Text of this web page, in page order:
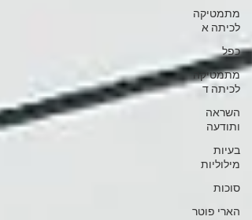
מתמטיקה
לכיתה א
כפל
מתמטיקה
לכיתה ד
השראה
ותודעה
בעיות
מילוליות
סוכות
הארי פוטר